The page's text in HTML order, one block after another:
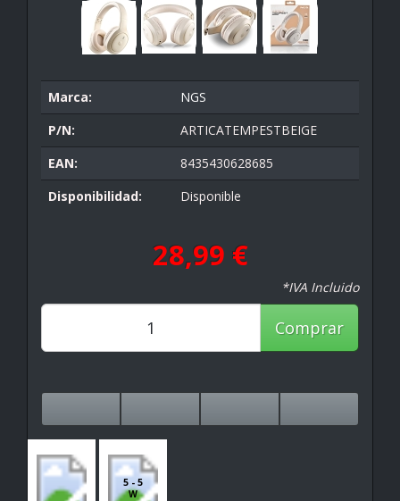
Marca:
NGS
P/N:
ARTICATEMPESTBEIGE
EAN:
8435430628685
Disponibilidad:
Disponible
28,99 €
*IVA Incluido
Comprar
5 - 5
W